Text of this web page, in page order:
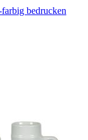
bedrucken